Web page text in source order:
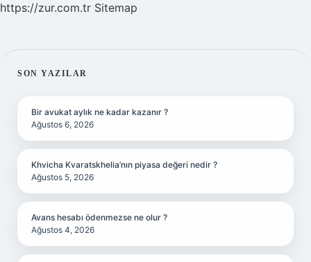
https://zur.com.tr Sitemap
SIDEBAR
SON YAZILAR
Bir avukat aylık ne kadar kazanır ?
Ağustos 6, 2026
Khvicha Kvaratskhelia’nın piyasa değeri nedir ?
Ağustos 5, 2026
Avans hesabı ödenmezse ne olur ?
Ağustos 4, 2026